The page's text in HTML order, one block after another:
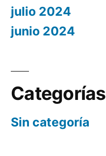
julio 2024
junio 2024
Categorías
Sin categoría